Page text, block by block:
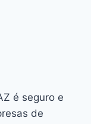
é seguro e
de